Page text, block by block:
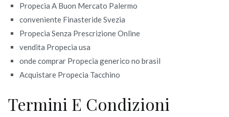
Propecia A Buon Mercato Palermo
conveniente Finasteride Svezia
Propecia Senza Prescrizione Online
vendita Propecia usa
onde comprar Propecia generico no brasil
Acquistare Propecia Tacchino
Termini E Condizioni